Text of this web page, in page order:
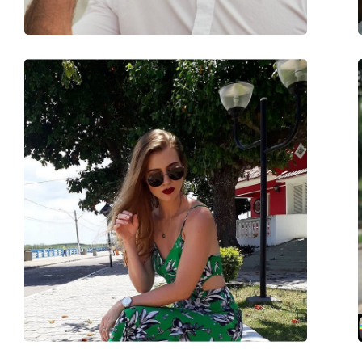
Аксессуары
Футляр:
Да
Салфетка для чистки:
Да
Другое
Пол:
Unisex
Категория:
Солнцезащитные
Бренд:
Carrera
Использование:
Модные
173/S 086/K1 56